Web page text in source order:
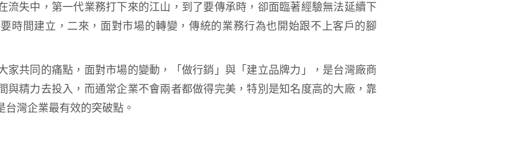
流失中，第一代業務打下來的江山，到了要傳承時，卻面臨著經驗無法延續下
時間建立，二來，面對市場的轉變，傳統的業務行為也開始跟不上客戶的腳
家共同的痛點，面對市場的變動，「做行銷」與「建立品牌力」，是台灣廠商
與精力去投入，而通常企業不會兩者都做得完美，特別是知名度高的大廠，靠
灣企業最有效的突破點。